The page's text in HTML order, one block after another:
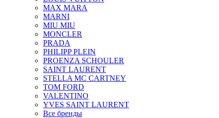
MAX MARA
MARNI
MIU MIU
MONCLER
PRADA
PHILIPP PLEIN
PROENZA SCHOULER
SAINT LAURENT
STELLA MC CARTNEY
TOM FORD
VALENTINO
YVES SAINT LAURENT
Все бренды